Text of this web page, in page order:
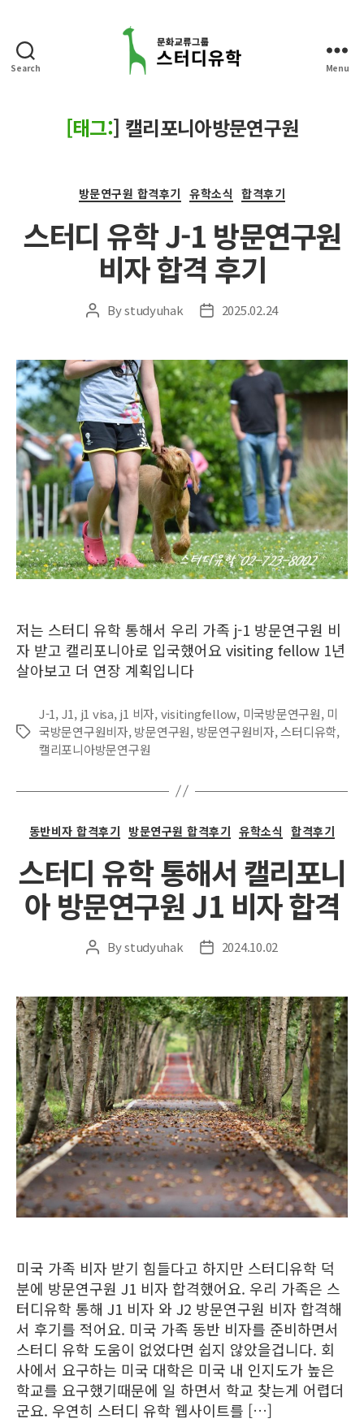
Search
디
유
Menu
[태그:] 캘리포니아방문연구원
Categories
방문연구원 합격후기 유학소식 합격후기
스터디 유학 J-1 방문연구원
비자 합격 후기
PostBystudyuhak
Post2025.02.24
저는 스터디 유학 통해서 우리 가족 j-1 방문연구원 비
자 받고 캘리포니아로 입국했어요 visiting fellow 1년
살아보고 더 연장 계획입니다
Tags
J-1, J1, j1 visa, j1 비자, visitingfellow, 미국방문연구원, 미
국방문연구원비자, 방문연구원, 방문연구원비자,스터디유학,
캘리포니아방문연구원
Categories
동반비자 합격후기 방문연구원 합격후기 유학소식 합격후기
스터디 유학 통해서 캘리포니
아 방문연구원 J1 비자 합격
PostBystudyuhak
Post2024.10.02
미국 가족 비자 받기 힘들다고 하지만 스터디유학 덕
분에 방문연구원 J1 비자 합격했어요. 우리 가족은 스
터디유학 통해 J1 비자 와 J2 방문연구원 비자 합격해
서 후기를 적어요. 미국 가족 동반 비자를 준비하면서
스터디 유학 도움이 없었다면 쉽지 않았을겁니다. 회
사에서 요구하는 미국 대학은 미국 내 인지도가 높은
학교를 요구했기때문에 일 하면서 학교 찾는게 어렵더
군요. 우연히 스터디 유학 웹사이트를 […]